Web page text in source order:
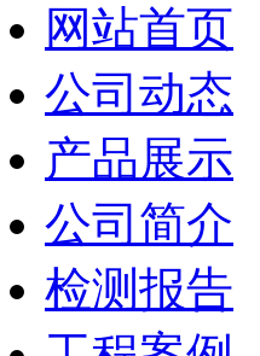
网站首页
公司动态
产品展示
公司简介
检测报告